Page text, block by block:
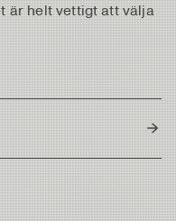
är helt vettigt att välja
Japan